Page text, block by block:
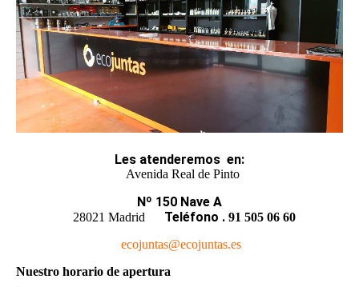
Les atenderemos en:
Avenida Real de Pinto
Nº 150 Nave A
28021 Madrid Teléfono . 91 505 06 60
ecojuntas@ecojuntas.es
Nuestro horario de apertura